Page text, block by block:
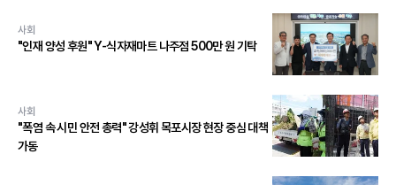
사회
"인재 양성 후원" Y-식자재마트 나주점 500만 원 기탁
사회
"폭염 속 시민 안전 총력" 강성휘 목포시장 현장 중심 대책
가동